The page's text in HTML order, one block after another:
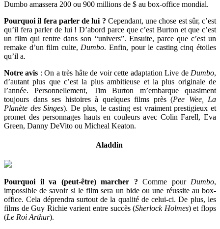
Dumbo amassera 200 ou 900 millions de $ au box-office mondial.
Pourquoi il fera parler de lui ? Cependant, une chose est sûr, c’est
qu’il fera parler de lui ! D’abord parce que c’est Burton et que c’est
un film qui rentre dans son “univers”. Ensuite, parce que c’est un
remake d’un film culte, Dumbo. Enfin, pour le casting cinq étoiles
qu’il a.
Notre avis : On a très hâte de voir cette adaptation Live de Dumbo,
d’autant plus que c’est la plus ambitieuse et la plus originale de
l’année. Personnellement, Tim Burton m’embarque quasiment
toujours dans ses histoires à quelques films près (Pee Wee, La
Planète des Singes). De plus, le casting est vraiment prestigieux et
promet des personnages hauts en couleurs avec Colin Farell, Eva
Green, Danny DeVito ou Micheal Keaton.
Aladdin
Pourquoi il va (peut-être) marcher ? Comme pour Dumbo,
impossible de savoir si le film sera un bide ou une réussite au box-
office. Cela déprendra surtout de la qualité de celui-ci. De plus, les
films de Guy Richie varient entre succès (Sherlock Holmes) et flops
(Le Roi Arthur).